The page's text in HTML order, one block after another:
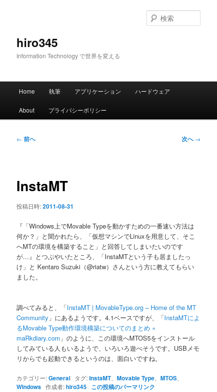
hiro345
Information Technology で世界を変える
索
メ
Home 執筆 アプリケーション ハードウェア
About プライバシーポリシー
投
ー
ョ
← 前へ 次へ→
InstaMT
投稿日時:2011-08-31
『「Windows上でMovable Typeを動かすための一番速い方法は
何か？」と聞かれたら、「仮想マシンでLinuxを用意して、そこ
へMTの環境を構築すること」と回答してしまいたいのです
が…』とつぶやいたところ、「InstaMTという子も居ましたっ
け」と Kentaro Suzuki（@riatw）さんという方に教えてもらい
ました。
調べてみると、「InstaMT | MovableType.org – Home of the MT
Community 」にあるようです。4.1ベースですが、「InstaMTによ
るMovable Type動作環境構築についてのまとめ «
maRkdiary.com 」のように、この環境へMTOS5をインストール
してみている人もいるようで、いろいろ遊べそうです。USBメモ
リからでも起動できるというのは、面白いですね。
カテゴリー:General タグ:InstaMT、Movable Type 、MTOS
Windows 作成者:hiro345 この投稿のパーマリンク